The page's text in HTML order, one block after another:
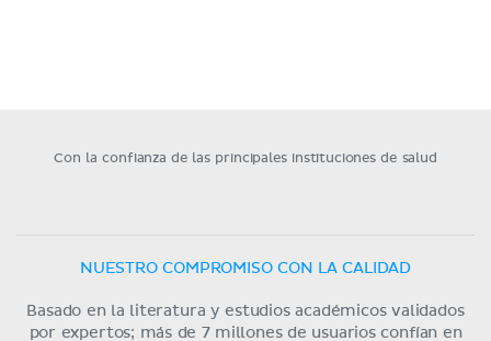
Con la confianza de las principales instituciones de salud
NUESTRO COMPROMISO CON LA CALIDAD
Basado en la literatura y estudios académicos validados
por expertos; más de 7 millones de usuarios confían en